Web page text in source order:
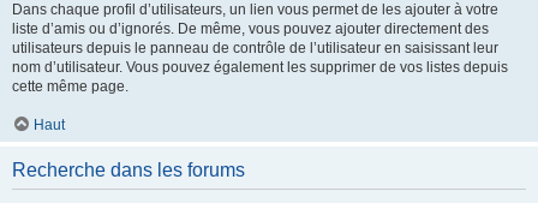
Dans chaque profil d’utilisateurs, un lien vous permet de les ajouter à votre
liste d’amis ou d’ignorés. De même, vous pouvez ajouter directement des
utilisateurs depuis le panneau de contrôle de l’utilisateur en saisissant leur
nom d’utilisateur. Vous pouvez également les supprimer de vos listes depuis
cette même page.
Haut
Recherche dans les forums